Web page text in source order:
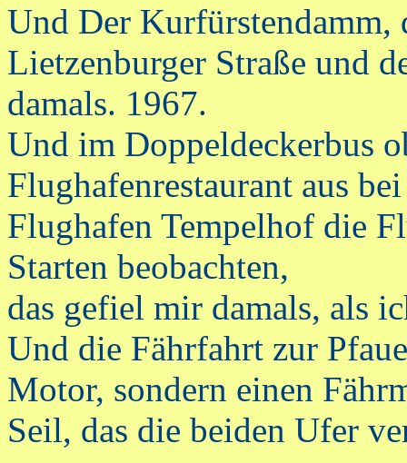
Und Der Kurfürstendamm,
Lietzenburger Straße und
damals. 1967.
Und im Doppeldeckerbus
Flughafenrestaurant aus
Flughafen Tempelhof die
Starten beobachten,
das gefiel mir damals, als
Und die Fährfahrt zur
Motor, sondern einen
Seil, das die beiden Ufer